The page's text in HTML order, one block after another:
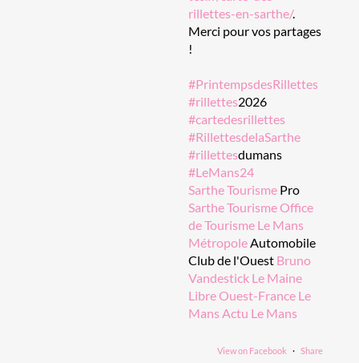
rillettes-en-sarthe/.
Merci pour vos partages
!
#PrintempsdesRillettes
#rillettes2026
#cartedesrillettes
#RillettesdelaSarthe
#rillettesdumans
#LeMans24
Sarthe TourismePro
Sarthe TourismeOffice
de Tourisme Le Mans
MétropoleAutomobile
Club de l'Ouest Bruno
Vandestick Le Maine
LibreOuest-France Le
Mans Actu Le Mans
View on Facebook · Share